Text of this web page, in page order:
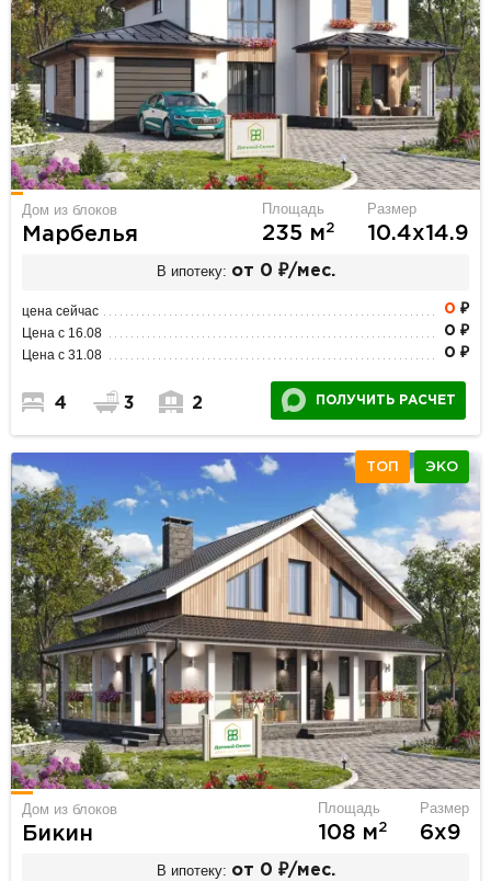
Дом из блоков
Марбелья
Площадь
235 м2
Размер
10.4х14.9
В ипотеку: от 0 ₽/мес.
цена сейчас 0 ₽
Цена с 16.08 0 ₽
Цена с 31.08 0 ₽
4 3 2 ПОЛУЧИТЬ РАСЧЕТ
ТОП ЭКО
Дом из блоков
Бикин
Площадь
108 м2
Размер
6х9
В ипотеку: от 0 ₽/мес.